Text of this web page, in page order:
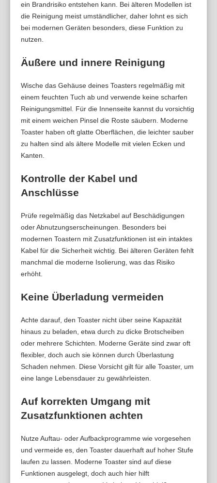
ein Brandrisiko entstehen kann. Bei älteren Modellen ist
die Reinigung meist umständlicher, daher lohnt es sich
bei modernen Geräten besonders, diese Funktion zu
nutzen.
Äußere und innere Reinigung
Wische das Gehäuse deines Toasters regelmäßig mit
einem feuchten Tuch ab und verwende keine scharfen
Reinigungsmittel. Für die Innenseite kannst du vorsichtig
mit einem weichen Pinsel die Roste säubern. Moderne
Toaster haben oft glatte Oberflächen, die leichter sauber
zu halten sind als ältere Modelle mit vielen Ecken und
Kanten.
Kontrolle der Kabel und
Anschlüsse
Prüfe regelmäßig das Netzkabel auf Beschädigungen
oder Abnutzungserscheinungen. Besonders bei
modernen Toastern mit Zusatzfunktionen ist ein intaktes
Kabel für die Sicherheit wichtig. Bei älteren Geräten fehlt
manchmal die moderne Isolierung, was das Risiko
erhöht.
Keine Überladung vermeiden
Achte darauf, den Toaster nicht über seine Kapazität
hinaus zu beladen, etwa durch zu dicke Brotscheiben
oder mehrere Schichten. Moderne Geräte sind zwar oft
flexibler, doch auch sie können durch Überlastung
Schaden nehmen. Diese Vorsicht gilt für alle Toaster, um
eine lange Lebensdauer zu gewährleisten.
Auf korrekten Umgang mit
Zusatzfunktionen achten
Nutze Auftau- oder Aufbackprogramme wie vorgesehen
und vermeide es, den Toaster dauerhaft auf hoher Stufe
laufen zu lassen. Moderne Toaster sind auf diese
Funktionen ausgelegt, doch auch hier hilft